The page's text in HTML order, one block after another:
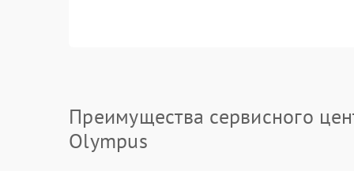
Преимущества сервисного
Olympus